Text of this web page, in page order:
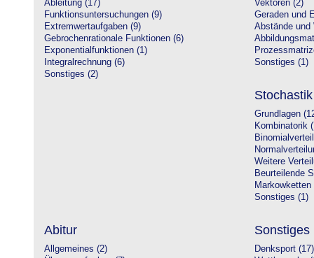
Ableitung (17)
Funktionsuntersuchungen (9)
Extremwertaufgaben (9)
Gebrochenrationale Funktionen (6)
Exponentialfunktionen (1)
Integralrechnung (6)
Sonstiges (2)
Vektoren (2)
Geraden und
Abstände und
Sonstiges (1)
Stochastik
Grundlagen
Kombinatorik
Weitere
Beurteilende
Markowketten
Sonstiges (1)
Abitur
Allgemeines (2)
Sonstiges
Denksport (17)